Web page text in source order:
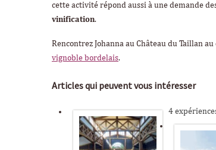
cette activité répond aussi à une demande
vinification.
Rencontrez Johanna au Château du Taillan
vignoble bordelais.
Articles qui peuvent vous intéresser
4